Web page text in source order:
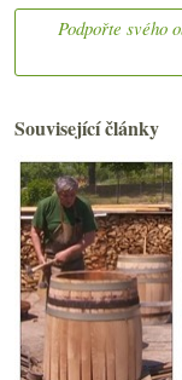
Podpořte svého
Související články